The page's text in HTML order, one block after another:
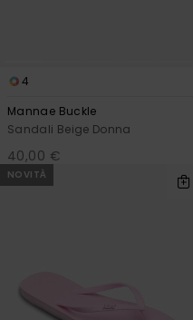
4
Mannae Buckle
Sandali Beige Donna
40,00 €
NOVITÀ